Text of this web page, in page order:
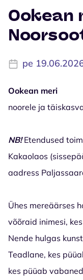
Ookean
pe
Ookean meri
noorele ja
NB!Etendused
Kakaolaos
aadress
Ühes mereäärses
võõraid inimesi,
Nende hulgas
Teadlane, kes
kes püüab